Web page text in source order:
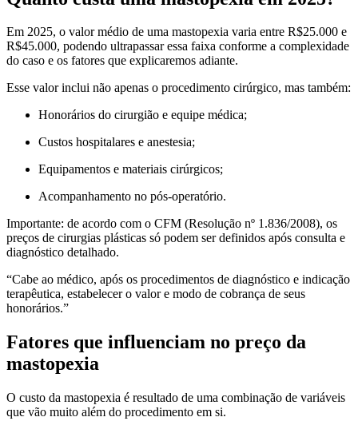
Em 2025, o valor médio de uma mastopexia varia entre R$25.000 e
R$45.000, podendo ultrapassar essa faixa conforme a complexidade
do caso e os fatores que explicaremos adiante.
Esse valor inclui não apenas o procedimento cirúrgico, mas também:
Honorários do cirurgião e equipe médica;
Custos hospitalares e anestesia;
Equipamentos e materiais cirúrgicos;
Acompanhamento no pós-operatório.
Importante: de acordo com o CFM (Resolução nº 1.836/2008), os
preços de cirurgias plásticas só podem ser definidos após consulta e
diagnóstico detalhado.
“Cabe ao médico, após os procedimentos de diagnóstico e indicação
terapêutica, estabelecer o valor e modo de cobrança de seus
honorários.”
Fatores que influenciam no preço da
mastopexia
O custo da mastopexia é resultado de uma combinação de variáveis
que vão muito além do procedimento em si.